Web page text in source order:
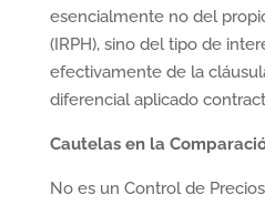
esencialmente no del
(IRPH), sino del tipo de
efectivamente de la
diferencial aplicado
Cautelas en la
No es un Control de